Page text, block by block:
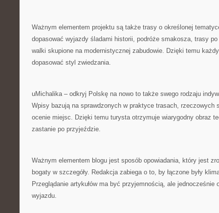
Ważnym elementem projektu są także trasy o określonej
dopasować wyjazdy śladami historii, podróże smakosza, trasy
walki skupione na modernistycznej zabudowie. Dzięki temu
dopasować styl zwiedzania.
uMichalika – odkryj Polskę na nowo to także swego rodzaju
Wpisy bazują na sprawdzonych w praktyce trasach, rzeczowych
ocenie miejsc. Dzięki temu turysta otrzymuje wiarygodny obraz
zastanie po przyjeździe.
Ważnym elementem blogu jest sposób opowiadania, który jest
bogaty w szczegóły. Redakcja zabiega o to, by łączone były
Przeglądanie artykułów ma być przyjemnością, ale jednocześnie
wyjazdu.